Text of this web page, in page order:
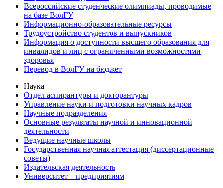
Всероссийские студенческие олимпиады, проводимые
на базе ВолГУ
Информационно-образовательные ресурсы
Трудоустройство студентов и выпускников
Информация о доступности высшего образования для
инвалидов и лиц с ограниченными возможностями
здоровья
Перевод в ВолГУ на бюджет
Наука
Отдел аспирантуры и докторантуры
Управление науки и подготовки научных кадров
Научные подразделения
Основные результаты научной и инновационной
деятельности
Ведущие научные школы
Государственная научная аттестация (диссертационные
советы)
Издательская деятельность
Университет – предприятиям